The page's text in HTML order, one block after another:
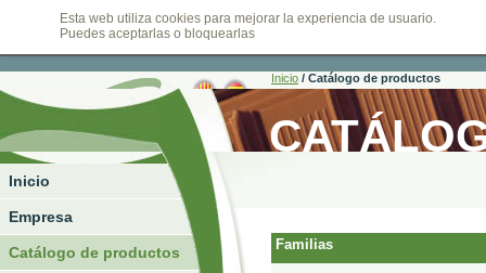
Esta web utiliza cookies para mejorar la experiencia de usuario.
Puedes aceptarlas o bloquearlas
viernes, 07 de agosto de 2026
Inicio
Empresa
Catálogo de productos
Inicio / Catálogo de productos
Familias